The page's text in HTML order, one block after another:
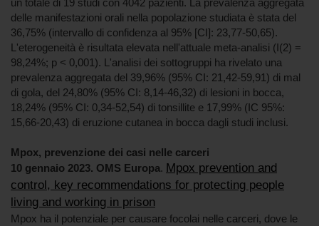
delle manifestazioni orali nella popolazione studiata è stata del
36,75% (intervallo di confidenza al 95% [CI]: 23,77-50,65).
L'eterogeneità è risultata elevata nell'attuale meta-analisi (I(2) =
98,24%; p < 0,001). L'analisi dei sottogruppi ha rivelato una
prevalenza aggregata del 39,96% (95% CI: 21,42-59,91) di mal
di gola, del 24,80% (95% CI: 8,14-46,32) di lesioni in bocca,
18,24% (95% CI: 0,34-52,54) di tonsillite e 17,99% (IC 95%:
15,66-20,43) di eruzione cutanea in bocca dagli studi inclusi.
Mpox, prevenzione dei casi nelle carceri
10 gennaio 2023. OMS Europa. Mpox prevention and
control, key recommendations for protecting people
living and working in prison
Mpox ha il potenziale per causare focolai nelle carceri, dove le